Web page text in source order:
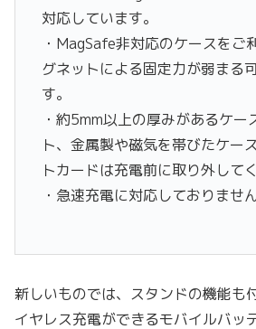
対応しています。
・MagSafe非対応のケースをご
グネットによる固定力が弱まる
す。
・約5mm以上の厚みがあるケー
ト、金属製や磁気を帯びたケー
トカードは充電前に取り外して
・急速充電に対応しておりません
新しいものでは、スタンドの機能も
イヤレス充電ができるモバイルバッ